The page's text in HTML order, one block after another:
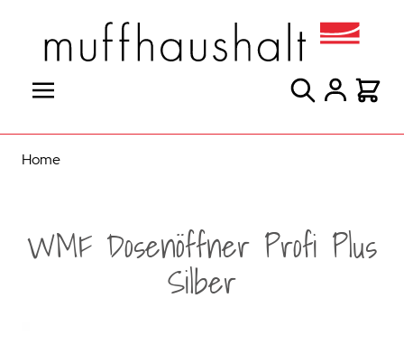
Suche
Home
WMF Dosenöffner Profi Plus
Silber